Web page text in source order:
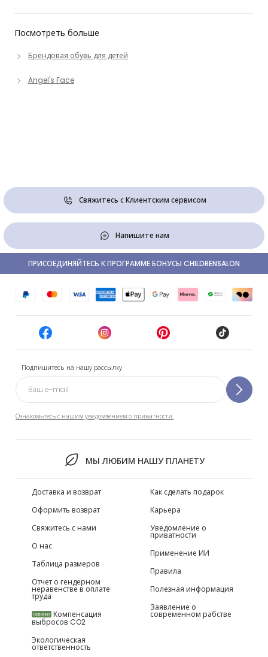
Посмотреть больше
Брендовая обувь для детей
Angel's Face
Свяжитесь с Клиентским сервисом
Напишите нам
Подпишитесь на нашу рассылку
Ознакомьтесь с нашим уведомлением о приватности.
МЫ ЛЮБИМ НАШУ ПЛАНЕТУ
ПРИСОЕДИНЯЙТЕСЬ К ПРОГРАММЕ БОНУСЫ CHILDRENSALON
Доставка и возврат
Оформить возврат
Свяжитесь с нами
О нас
Таблица размеров
Отчет о гендерном
неравенстве в оплате
труда
НОВИНКИ Компенсация
выбросов CO2
Экологическая
ответственность
Как сделать подарок
Карьера
Уведомление о
приватности
Применение ИИ
Правила
Полезная информация
Заявление о
современном рабстве